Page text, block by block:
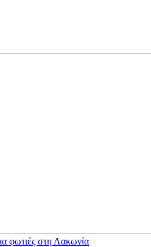
φωτιές στη Λακωνία